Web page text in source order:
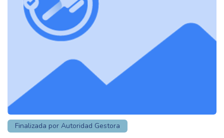
Finalizada por Autoridad Gestora